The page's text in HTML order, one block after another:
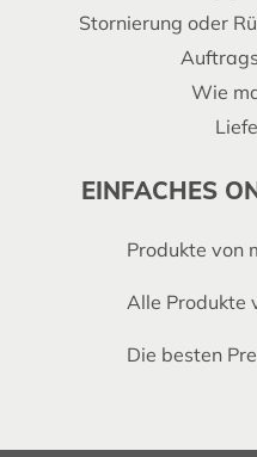
Stornierung oder
Wie
EINFACHES
Produkte von
Alle Produkte
Die besten